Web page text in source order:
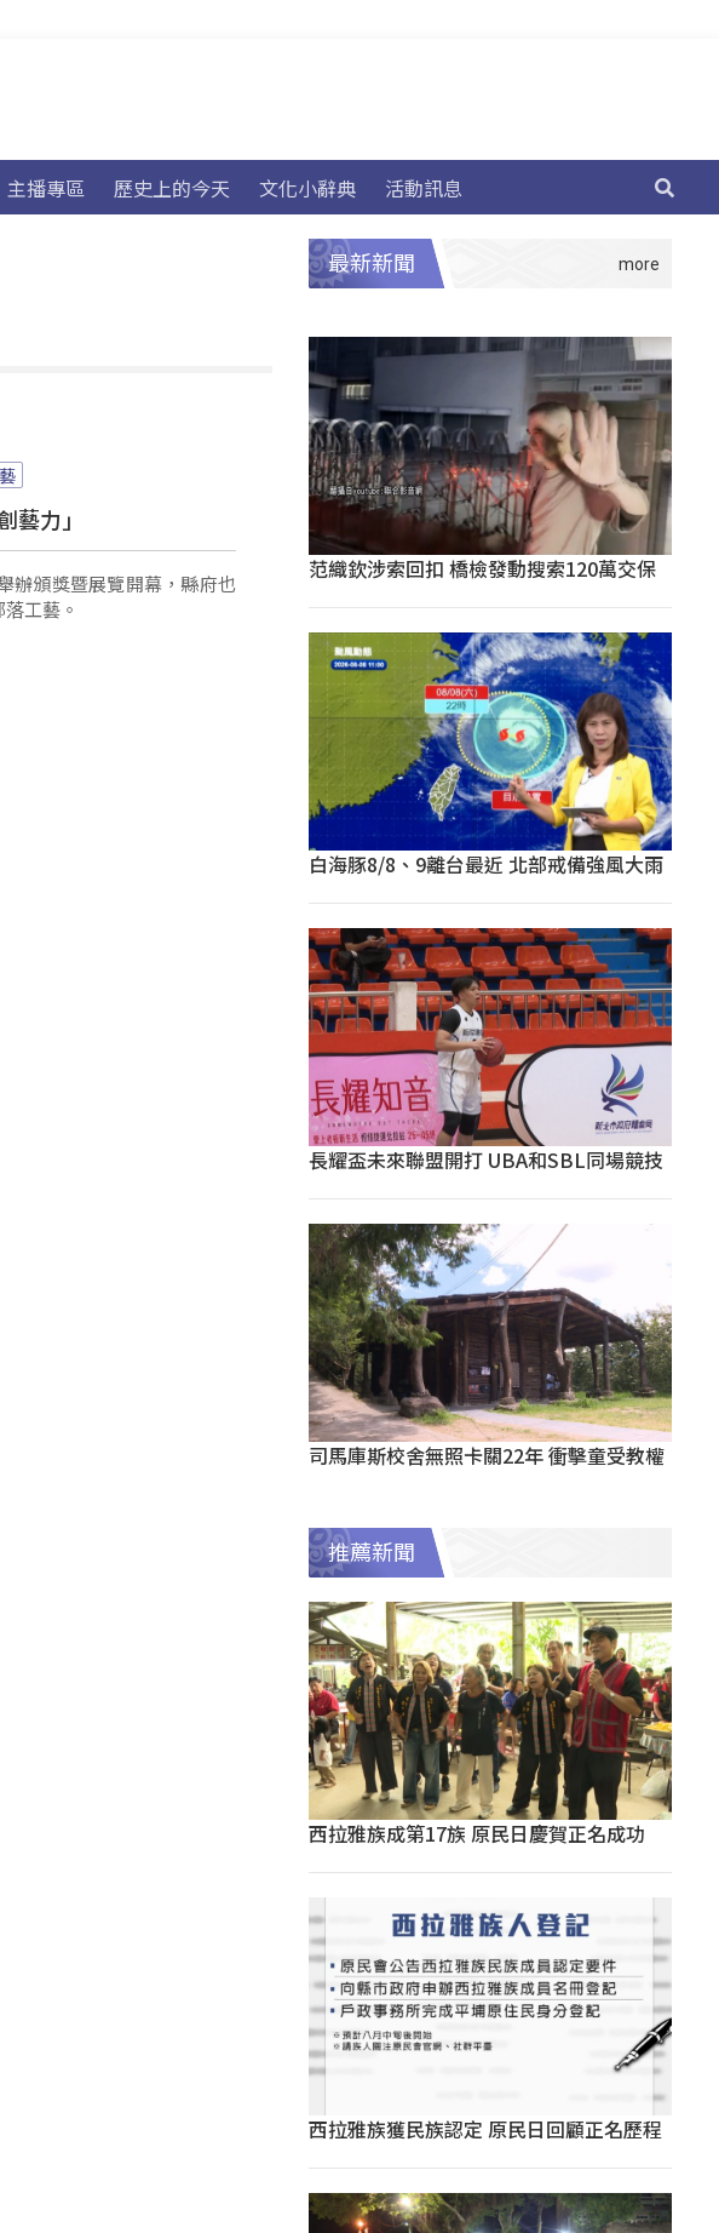
主播專區 歷史上的今天 文化小辭典 活動訊息
藝力」
辦頒獎暨展覽開幕，縣府也
工藝。
最新新聞
范織欽涉索回扣 橋檢發動搜索120萬交保
白海豚8/8、9離台最近 北部戒備強風大雨
長耀盃未來聯盟開打 UBA和SBL同場競技
司馬庫斯校舍無照卡關22年 衝擊童受教權
推薦新聞
西拉雅族成第17族 原民日慶賀正名成功
西拉雅族獲民族認定 原民日回顧正名歷程